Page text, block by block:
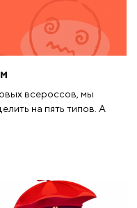
всероссов, мы
на пять типов. А